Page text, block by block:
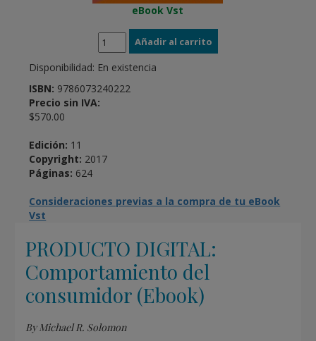
eBook Vst
Disponibilidad: En existencia
ISBN: 9786073240222
Precio sin IVA:
$570.00
Edición: 11
Copyright: 2017
Páginas: 624
Consideraciones previas a la compra de tu eBook
Vst
PRODUCTO DIGITAL:
Comportamiento del
consumidor (Ebook)
By Michael R. Solomon